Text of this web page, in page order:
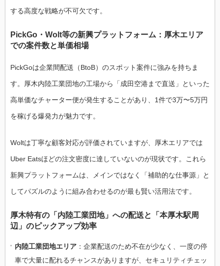
する高度な戦略が不可欠です。
PickGo・Wolt等の新興プラットフォーム：厚木エリア
での案件数と単価相場
PickGoは企業間配送（BtoB）のスポット案件に強みを持ちま
す。厚木内陸工業団地の工場から「成田空港まで直送」といった
高単価なチャーター便が発生することがあり、1件で3万〜5万円
を稼げる爆発力が魅力です。
Woltは丁寧な顧客対応が評価されていますが、厚木エリアでは
Uber Eatsほどの注文密度に達していないのが現状です。これら
新興プラットフォームは、メインではなく「補助的な仕事源」と
してパズルのように組み合わせるのが最も賢い活用法です。
厚木特有の「内陸工業団地」への配送と「本厚木駅周
辺」のピックアップ効率
内陸工業団地エリア ：企業配送のため不在が少なく、一度の停
車で大量に配れるチャンスがありますが、セキュリティチェッ